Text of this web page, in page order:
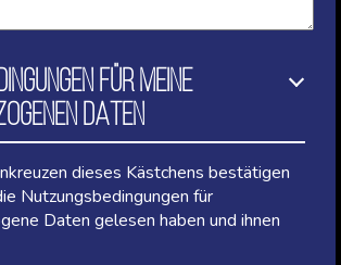
FÜR MEINE
DATEN
dieses Kästchens bestätigen
Nutzungsbedingungen für
Daten gelesen haben und ihnen